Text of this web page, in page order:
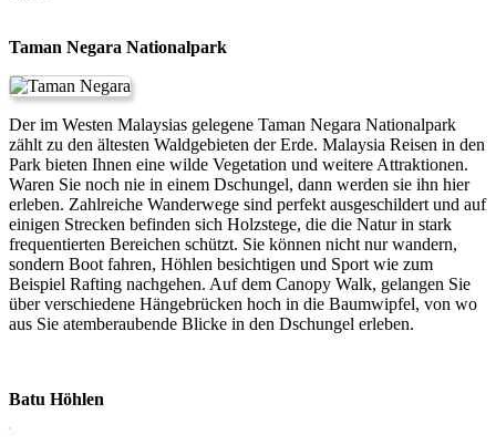
Taman Negara Nationalpark
Der im Westen Malaysias gelegene Taman Negara Nationalpark
zählt zu den ältesten Waldgebieten der Erde. Malaysia Reisen in den
Park bieten Ihnen eine wilde Vegetation und weitere Attraktionen.
Waren Sie noch nie in einem Dschungel, dann werden sie ihn hier
erleben. Zahlreiche Wanderwege sind perfekt ausgeschildert und auf
einigen Strecken befinden sich Holzstege, die die Natur in stark
frequentierten Bereichen schützt. Sie können nicht nur wandern,
sondern Boot fahren, Höhlen besichtigen und Sport wie zum
Beispiel Rafting nachgehen. Auf dem Canopy Walk, gelangen Sie
über verschiedene Hängebrücken hoch in die Baumwipfel, von wo
aus Sie atemberaubende Blicke in den Dschungel erleben.
Batu Höhlen